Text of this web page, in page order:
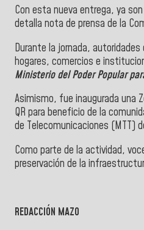
Con esta nueva entrega, ya
detalla nota de prensa de la
Durante la jornada,
hogares, comercios e
Ministerio del Poder Popular
Asimismo, fue inaugurada una
QR para beneficio de la
de Telecomunicaciones (MTT)
Como parte de la actividad,
preservación de la
REDACCIÓN MAZO